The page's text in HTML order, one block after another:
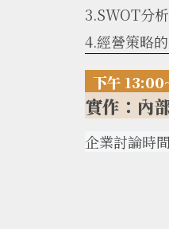
3.SWOT分
4.經營策略
下午
實作：內
企業討論時